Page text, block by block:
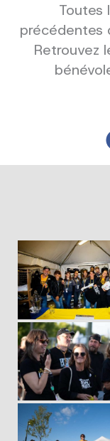
Toutes
précédentes
Retrouvez